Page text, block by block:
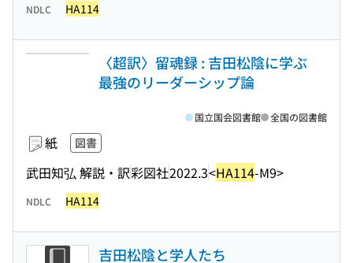
NDLC HA114
〈超訳〉留魂録 : 吉田松陰に学ぶ
最強のリーダーシップ論
紙 図書
武田知弘 解説・訳彩図社2022.3<HA114-M9>
国立国会図書館 全国の図書館
NDLC HA114
吉田松陰と学人たち